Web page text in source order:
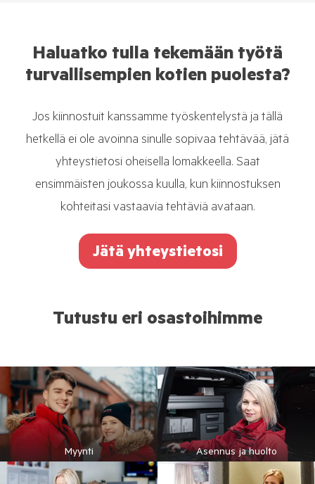
Haluatko tulla tekemään työtä
turvallisempien kotien puolesta?
Jos kiinnostuit kanssamme työskentelystä ja tällä
hetkellä ei ole avoinna sinulle sopivaa tehtävää, jätä
yhteystietosi oheisella lomakkeella. Saat
ensimmäisten joukossa kuulla, kun kiinnostuksen
kohteitasi vastaavia tehtäviä avataan.
Jätä yhteystietosi
Tutustu eri osastoihimme
Myynti Asennus ja huolto